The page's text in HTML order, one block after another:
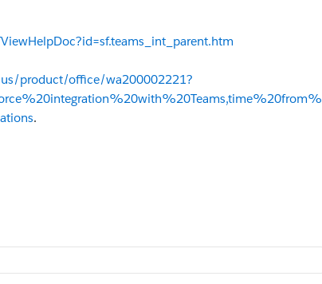
product/office/wa200002221?
.
teams-salesforce/